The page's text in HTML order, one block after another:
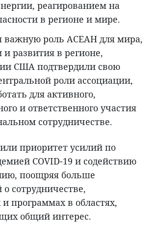
реагированием на
в регионе и мире.
важную роль АСЕАН для мира,
и развития в регионе,
США подтвердили свою
роли ассоциации,
для активного,
и ответственного участия
сотрудничестве.
приоритет усилий по
COVID-19 и содействию
поощряя больше
сотрудничестве,
программах в областях,
общий интерес.